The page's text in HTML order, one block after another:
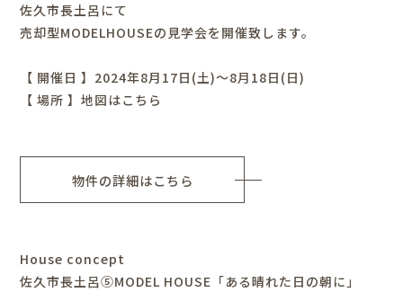
佐久市長土呂にて
売却型MODELHOUSEの見学会を開催致します。
【 開催日 】2024年8月17日(土)～8月18日(日)
【 場所 】地図はこちら
物件の詳細はこちら
House concept
佐久市長土呂⑤MODEL HOUSE「ある晴れた日の朝に」